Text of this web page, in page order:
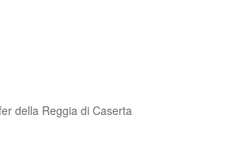
della Reggia di Caserta